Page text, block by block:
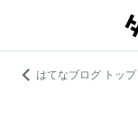
はてなブログ トップ